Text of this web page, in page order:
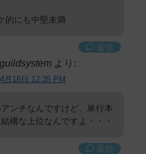
的にも中堅未満
返信
より:
月16日 12:35 PM
ンチなんですけど、単行本
構な上位なんですよ・・・
返信